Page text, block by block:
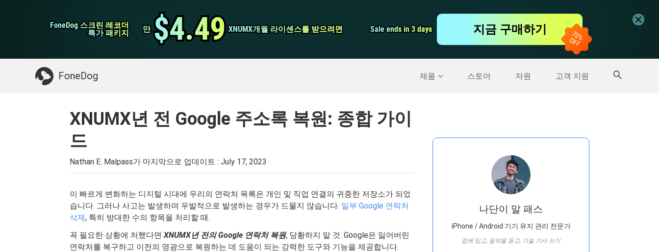
FoneDog 스크린 레코더
FoneDog 스크린 레코더
특가 패키지
특가 패키지 만
만 $4.49
$4.49 XNUMX개월 라이센스를 받으려면
XNUMX개월 라이센스를 받으려면 Sale ends in 3 days
Sale ends in 3 days 지금 구매하기
FoneDog 제품 스토어 자원 고객 지원
iPhone 클리너 스크린 레코더
필요한 것 : Mac 정리 더 많은 제품
XNUMX년 전 Google 주소록 복원: 종합 가이
드
Nathan E. Malpass가 마지막으로 업데이트 : July 17, 2023
이 빠르게 변화하는 디지털 시대에 우리의 연락처 목록은 개인 및 직업 연결의 귀중한 저장소가 되었
습니다. 그러나 사고는 발생하며 우발적으로 발생하는 경우가 드물지 않습니다. 일부 Google 연락처
삭제, 특히 방대한 수의 항목을 처리할 때.
꼭 필요한 상황에 처했다면XNUMX년 전의 Google 연락처 복원, 당황하지 말 것. Google은 잃어버린
연락처를 복구하고 이전의 영광으로 복원하는 데 도움이 되는 강력한 도구와 기능을 제공합니다.
나단이 말 패스
iPhone / Android 기기 유지 관리 전문가
집에 있고, 음악을 듣고, 기술 기사 쓰기